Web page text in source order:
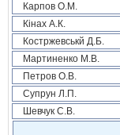
Карпов О.М.
Кінах А.К.
Костржевськй Д.Б.
Мартиненко М.В.
Петров О.В.
Супрун Л.П.
Шевчук С.В.